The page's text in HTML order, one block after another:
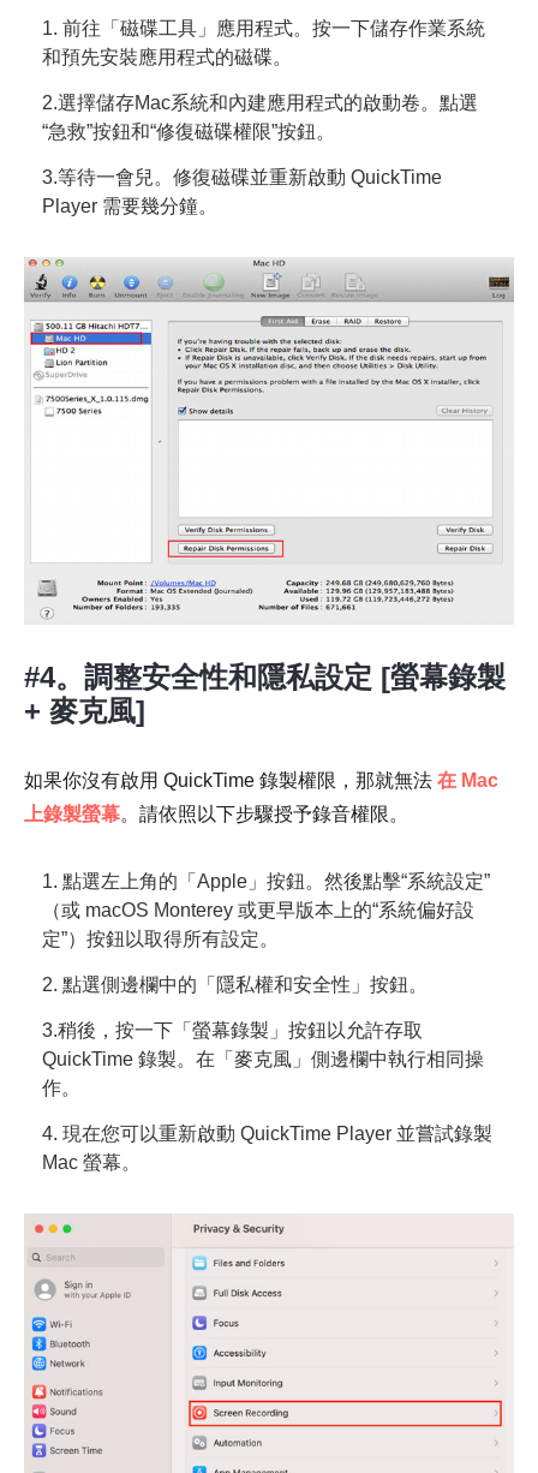
1. 前往「磁碟工具」應用程式。按一下儲存作業系統
和預先安裝應用程式的磁碟。
2.選擇儲存Mac系統和內建應用程式的啟動卷。點選
“急救”按鈕和“修復磁碟權限”按鈕。
3.等待一會兒。修復磁碟並重新啟動 QuickTime
Player 需要幾分鐘。
#4。調整安全性和隱私設定 [螢幕錄製
+ 麥克風]
如果你沒有啟用 QuickTime 錄製權限，那就無法 在 Mac
上錄製螢幕。請依照以下步驟授予錄音權限。
1. 點選左上角的「Apple」按鈕。然後點擊“系統設定”
（或 macOS Monterey 或更早版本上的“系統偏好設
定”）按鈕以取得所有設定。
2. 點選側邊欄中的「隱私權和安全性」按鈕。
3.稍後，按一下「螢幕錄製」按鈕以允許存取
QuickTime 錄製。在「麥克風」側邊欄中執行相同操
作。
4. 現在您可以重新啟動 QuickTime Player 並嘗試錄製
Mac 螢幕。